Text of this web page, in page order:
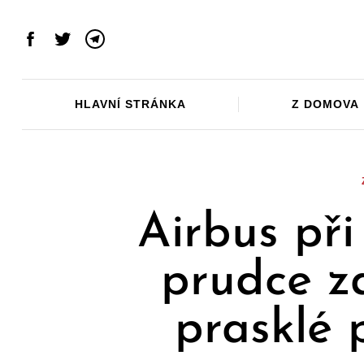
Facebook
TwitterTelegram
HLAVNÍ STRÁNKA Z DOMOVA
Airbus při
prudce
prasklé